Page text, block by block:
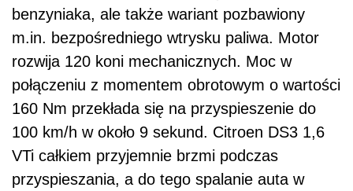
benzyniaka, ale także wariant pozbawiony
m.in. bezpośredniego wtrysku paliwa. Motor
rozwija 120 koni mechanicznych. Moc w
połączeniu z momentem obrotowym o wartości
160 Nm przekłada się na przyspieszenie do
100 km/h w około 9 sekund. Citroen DS3 1,6
VTi całkiem przyjemnie brzmi podczas
przyspieszania, a do tego spalanie auta w